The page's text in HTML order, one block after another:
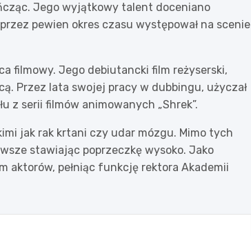
Jego wyjątkowy talent doceniano
pewien okres czasu występował na scenie
filmowy. Jego debiutancki film reżyserski,
Przez lata swojej pracy w dubbingu, użyczał
z serii filmów animowanych „Shrek”.
jak rak krtani czy udar mózgu. Mimo tych
stawiając poprzeczkę wysoko. Jako
aktorów, pełniąc funkcję rektora Akademii